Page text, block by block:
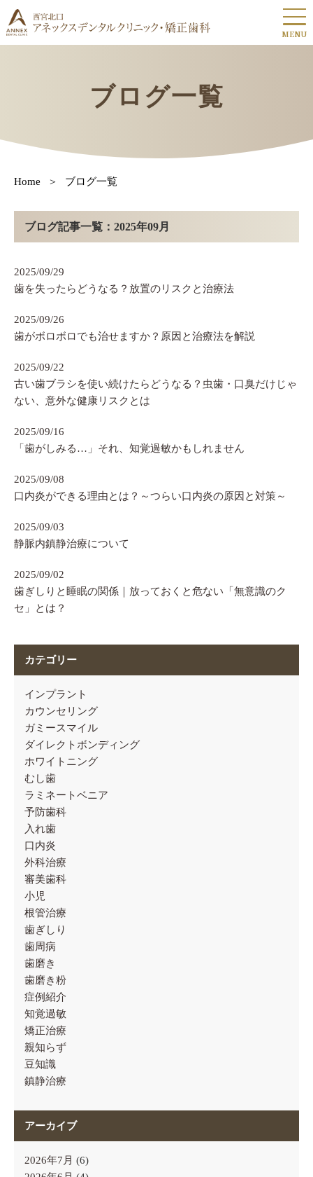
MENU
ブログ一覧
Home ブログ一覧
ブログ記事一覧：2025年09月
2025/09/29
歯を失ったらどうなる？放置のリスクと治療法
2025/09/26
歯がボロボロでも治せますか？原因と治療法を解説
2025/09/22
古い歯ブラシを使い続けたらどうなる？虫歯・口臭だけじゃ
ない、意外な健康リスクとは
2025/09/16
「歯がしみる…」それ、知覚過敏かもしれません
2025/09/08
口内炎ができる理由とは？～つらい口内炎の原因と対策～
2025/09/03
静脈内鎮静治療について
2025/09/02
歯ぎしりと睡眠の関係｜放っておくと危ない「無意識のク
セ」とは？
カテゴリー
インプラント
カウンセリング
ガミースマイル
ダイレクトボンディング
ホワイトニング
むし歯
ラミネートベニア
予防歯科
入れ歯
口内炎
外科治療
審美歯科
小児
根管治療
歯ぎしり
歯周病
歯磨き
歯磨き粉
症例紹介
知覚過敏
矯正治療
親知らず
豆知識
鎮静治療
アーカイブ
2026年7月 (6)